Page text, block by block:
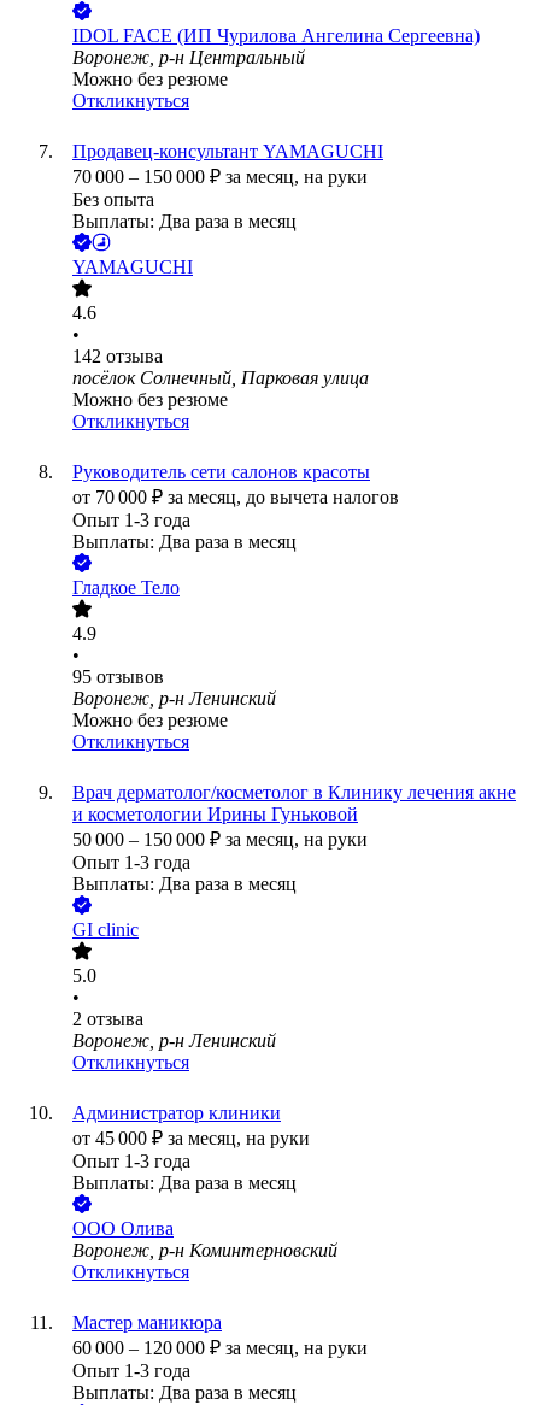
IDOL FACE (ИП Чурилова Ангелина Сергеевна)
Воронеж, р-н Центральный
Можно без резюме
Откликнуться
Продавец-консультант YAMAGUCHI
70 000 – 150 000 ₽ за месяц, на руки
Без опыта
Выплаты: Два раза в месяц
YAMAGUCHI
4.6
•
142 отзыва
посёлок Солнечный, Парковая улица
Можно без резюме
Откликнуться
Руководитель сети салонов красоты
от 70 000 ₽ за месяц, до вычета налогов
Опыт 1-3 года
Выплаты: Два раза в месяц
Гладкое Тело
4.9
•
95 отзывов
Воронеж, р-н Ленинский
Можно без резюме
Откликнуться
Врач дерматолог/косметолог в Клинику лечения акне
и косметологии Ирины Гуньковой
50 000 – 150 000 ₽ за месяц, на руки
Опыт 1-3 года
Выплаты: Два раза в месяц
GI clinic
5.0
•
2 отзыва
Воронеж, р-н Ленинский
Откликнуться
Администратор клиники
от 45 000 ₽ за месяц, на руки
Опыт 1-3 года
Выплаты: Два раза в месяц
ООО Олива
Воронеж, р-н Коминтерновский
Откликнуться
Мастер маникюра
60 000 – 120 000 ₽ за месяц, на руки
Опыт 1-3 года
Выплаты: Два раза в месяц